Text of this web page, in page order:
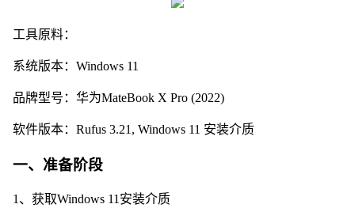
工具原料：
系统版本：Windows 11
品牌型号：华为MateBook X Pro (2022)
软件版本：Rufus 3.21, Windows 11 安装介质
一、准备阶段
1、获取Windows 11安装介质